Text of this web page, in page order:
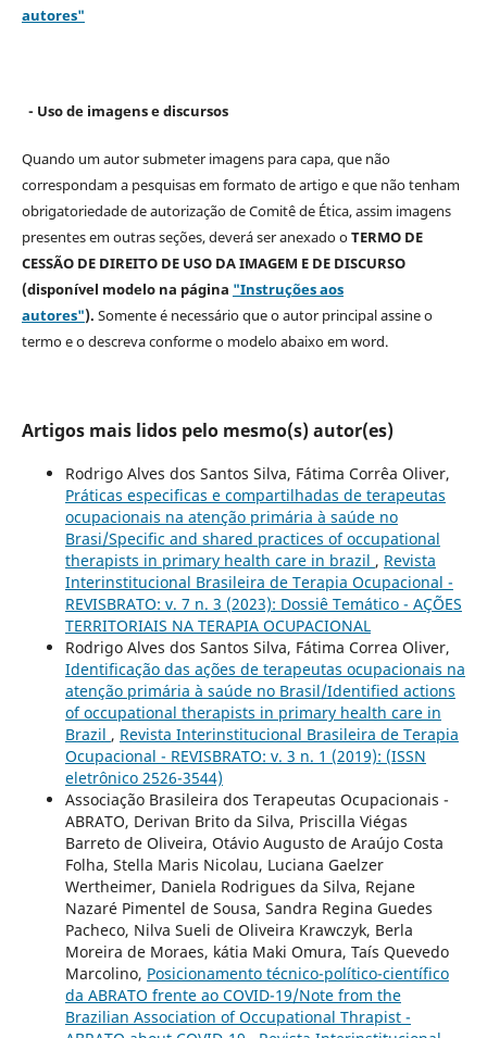
autores"
- Uso de imagens e discursos
Quando um autor submeter imagens para capa, que não
correspondam a pesquisas em formato de artigo e que não tenham
obrigatoriedade de autorização de Comitê de Ética, assim imagens
presentes em outras seções, deverá ser anexado oTERMO DE
CESSÃO DE DIREITO DE USO DA IMAGEM E DE DISCURSO
(disponível modelo na página "Instruções aos
autores"). Somente é necessário que o autor principal assine o
termo e o descrevaconforme o modelo abaixo em word.
Artigos mais lidos pelo mesmo(s) autor(es)
Rodrigo Alves dos Santos Silva, Fátima Corrêa Oliver,
Práticas especificas e compartilhadas de terapeutas
ocupacionais na atenção primária à saúde no
Brasi/Specific and shared practices of occupational
therapists in primary health care in brazil , Revista
Interinstitucional Brasileira de Terapia Ocupacional -
REVISBRATO: v. 7 n. 3 (2023): Dossiê Temático - AÇÕES
TERRITORIAIS NA TERAPIA OCUPACIONAL
Rodrigo Alves dos Santos Silva, Fátima Correa Oliver,
Identificação das ações de terapeutas ocupacionais na
atenção primária à saúde no Brasil/Identified actions
of occupational therapists in primary health care in
Brazil , Revista Interinstitucional Brasileira de Terapia
Ocupacional - REVISBRATO: v. 3 n. 1 (2019): (ISSN
eletrônico 2526-3544)
Associação Brasileira dos Terapeutas Ocupacionais -
ABRATO, Derivan Brito da Silva, Priscilla Viégas
Barreto de Oliveira, Otávio Augusto de Araújo Costa
Folha, Stella Maris Nicolau, Luciana Gaelzer
Wertheimer, Daniela Rodrigues da Silva, Rejane
Nazaré Pimentel de Sousa, Sandra Regina Guedes
Pacheco, Nilva Sueli de Oliveira Krawczyk, Berla
Moreira de Moraes, kátia Maki Omura, Taís Quevedo
Marcolino, Posicionamento técnico-político-científico
da ABRATO frente ao COVID-19/Note from the
Brazilian Association of Occupational Thrapist -